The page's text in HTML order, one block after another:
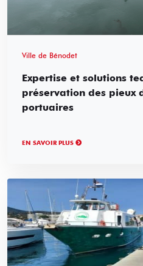
Ville de Bénodet
Expertise et solutions
préservation des pieux
portuaires
EN SAVOIR PLUS